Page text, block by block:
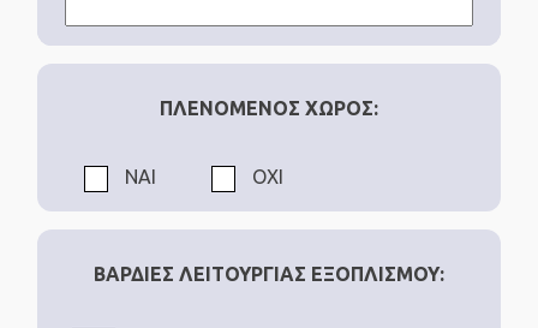
ΠΛΕΝΟΜΕΝΟΣ ΧΩΡΟΣ:
ΝΑΙ ΟΧΙ
ΒΑΡΔΙΕΣ ΛΕΙΤΟΥΡΓΙΑΣ ΕΞΟΠΛΙΣΜΟΥ: